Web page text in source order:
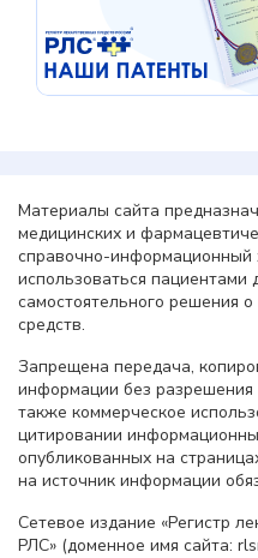
Материалы сайта
медицинских и
справочно-информационный
использоваться пациентами
самостоятельного решения
средств.
Запрещена передача,
информации без разрешения
также коммерческое
цитировании
опубликованных на
на источник информации
Сетевое издание «Регистр
РЛС» (доменное имя сайта: